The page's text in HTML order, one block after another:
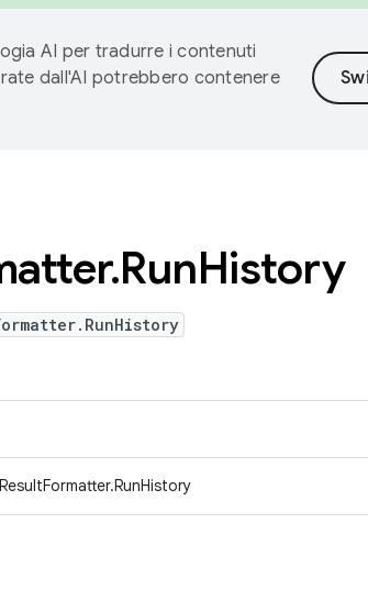
AI per tradurre i contenuti
dall'AI potrebbero contenere
.RunHistory